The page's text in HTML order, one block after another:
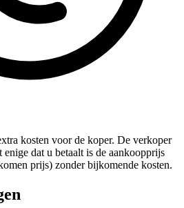
kosten voor de koper. De verkoper
dat u betaalt is de aankoopprijs
prijs) zonder bijkomende kosten.